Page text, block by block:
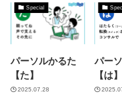
Special
パーソルかるた
【た】
2025.07.28
パー
【は】